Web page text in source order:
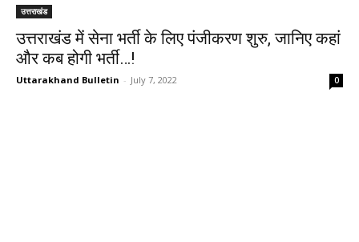
उत्तराखंड
उत्तराखंड में सेना भर्ती के लिए पंजीकरण शुरु, जानिए कहां
और कब होगी भर्ती…!
Uttarakhand Bulletin - July 7, 2022 0